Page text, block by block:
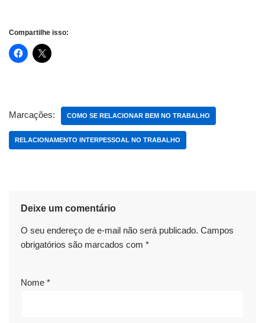
Compartilhe isso:
Marcações: COMO SE RELACIONAR BEM NO TRABALHO
RELACIONAMENTO INTERPESSOAL NO TRABALHO
Deixe um comentário
O seu endereço de e-mail não será publicado. Campos
obrigatórios são marcados com *
Nome *